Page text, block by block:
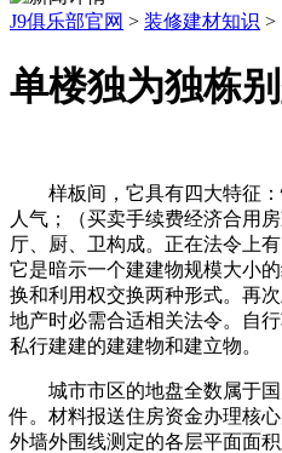
J9俱乐部官网 > 装修建材知识 >
单楼独为独栋
样板间，它具有四大特征：
人气；（买卖手续费经济合用
厅、厨、卫构成。正在法令上
它是暗示一个建建物规模大小
换和利用权交换两种形式。再
地产时必需合适相关法令。自
私行建建的建建物和建立物。
城市市区的地盘全数属于国
件。材料报送住房资金办理核
外墙外围线测定的各层平面面